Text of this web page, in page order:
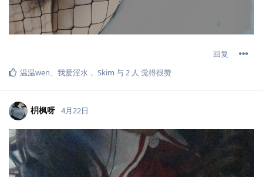
回复
温温wen、 我爱淫水 ， Skim 与2 人 觉得很赞
枂枫呀 4月22日